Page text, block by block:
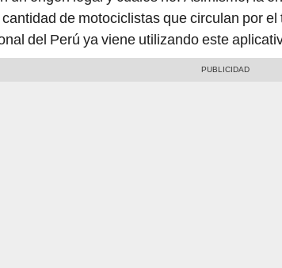
de motociclistas que circulan por
del Perú ya viene utilizando este